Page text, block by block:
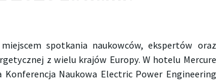
spotkania naukowców, ekspertów oraz
z wielu krajów Europy. W hotelu Mercure
Konferencja Naukowa Electric Power Engineering